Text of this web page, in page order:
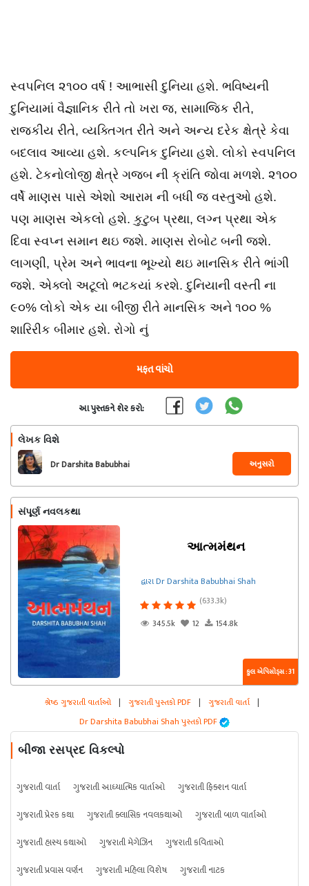
સ્વપનિલ ૨૧૦૦ વર્ષ ! આભાસી દુનિયા હશે. ભવિષ્યની
દુનિયામાં વૈજ્ઞાનિક રીતે તો ખરા જ, સામાજિક રીતે,
રાજકીય રીતે, વ્યક્તિગત રીતે અને અન્ય દરેક ક્ષેત્રે કેવા
બદલાવ આવ્યા હશે. કલ્પનિક દુનિયા હશે. લોકો સ્વપનિલ
હશે. ટેકનોલોજી ક્ષેત્રે ગજબ ની ક્રાંતિ જોવા મળશે. ૨૧૦૦
વર્ષે માણસ પાસે એશો આરામ ની બધી જ વસ્તુઓ હશે.
પણ માણસ એકલો હશે. કુટુબ પ્રથા, લગ્ન પ્રથા એક
દિવા સ્વપ્ન સમાન થઇ જશે. માણસ રોબોટ બની જશે.
લાગણી, પ્રેમ અને ભાવના ભૂખ્યો થઇ માનસિક રીતે ભાંગી
જશે. એક્લો અટૂલો ભટકયાં કરશે. દુનિયાની વસ્તી ના
૯૦% લોકો એક યા બીજી રીતે માનસિક અને ૧૦૦ %
શારિરીક બીમાર હશે. રોગો નું
મફત વાંચો
આ પુસ્તકને શેર કરો:
લેખક વિશે
Dr Darshita Babubhai
Shah
અનુસરો
સંપૂર્ણ નવલકથા
આત્મમંથન
દ્વારા Dr Darshita Babubhai Shah
(633.3k)
345.5k
12 154.8k
કુલ એપિસોડ્સ : 31
શ્રેષ્ઠ ગુજરાતી વાર્તાઓ | ગુજરાતી પુસ્તકો PDF | ગુજરાતી વાર્તા |
Dr Darshita Babubhai Shah પુસ્તકો PDF
બીજા રસપ્રદ વિકલ્પો
ગુજરાતી વાર્તા ગુજરાતી આધ્યાત્મિક વાર્તાઓ
ગુજરાતી ફિક્શન વાર્તા
ગુજરાતી પ્રેરક કથા
ગુજરાતી ક્લાસિક નવલકથાઓ
ગુજરાતી બાળ વાર્તાઓ
ગુજરાતી હાસ્ય કથાઓ
ગુજરાતી મેગેઝિન
ગુજરાતી કવિતાઓ
ગુજરાતી પ્રવાસ વર્ણન
ગુજરાતી મહિલા વિશેષ ગુજરાતી નાટક